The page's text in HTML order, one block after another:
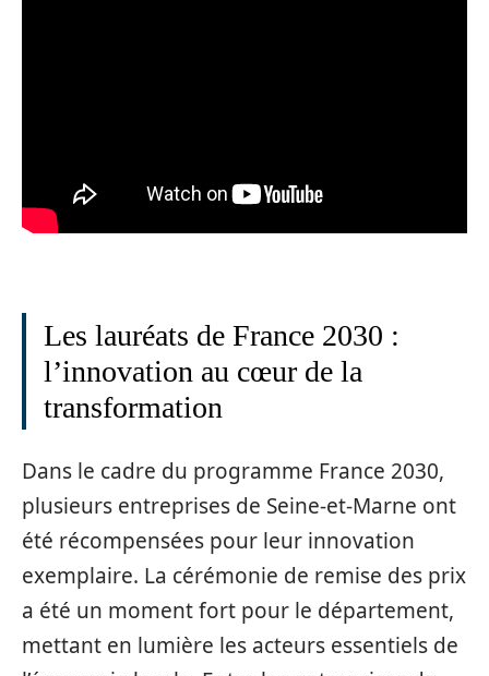
Les lauréats de France 2030 :
l’innovation au cœur de la
transformation
Dans le cadre du programme France 2030,
plusieurs entreprises de Seine-et-Marne ont
été récompensées pour leur innovation
exemplaire. La cérémonie de remise des prix
a été un moment fort pour le département,
mettant en lumière les acteurs essentiels de